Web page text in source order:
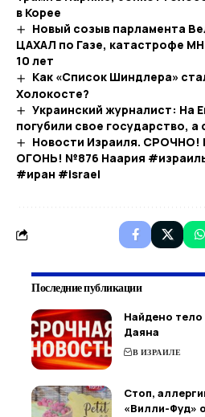
в Корее
Новый созыв парламента
ЦАХАЛ по Газе, катастрофе
10 лет
Как «Список Шиндлера»
Холокосте?
Украинский журналист: На
погубили свое государство, а
Новости Израиля.
ОГОНЬ! №876 Наария
#иран #israel
Последние публикации
Найдено
Даяна
В ИЗРАИЛЕ
Стоп,
«Вилли-Фуд»